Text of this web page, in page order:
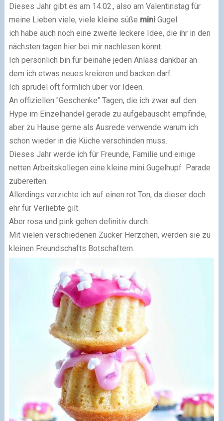
Dieses Jahr gibt es am 14.02., also am Valentinstag für
meine Lieben viele, viele kleine süße miniGugel.
ich habe auch noch eine zweite leckere Idee, die ihr in den
nächsten tagen hier bei mir nachlesen könnt.
Ich persönlich bin für beinahe jeden Anlass dankbar an
dem ich etwas neues kreieren und backen darf.
Ich sprudel oft förmlich über vor Ideen.
An offiziellen "Geschenke" Tagen, die ich zwar auf den
Hype im Einzelhandel gerade zu aufgebauscht empfinde,
aber zu Hause gerne als Ausrede verwende warum ich
schon wieder in die Küche verschinden muss.
Dieses Jahr werde ich für Freunde, Familie und einige
netten Arbeitskollegen eine kleine mini Gugelhupf Parade
zubereiten.
Allerdings verzichte ich auf einen rot Ton, da dieser doch
ehr für Verliebte gilt.
Aber rosa und pink gehen definitiv durch.
Mit vielen verschiedenen Zucker Herzchen, werden sie zu
kleinen Freundschafts Botschaftern.